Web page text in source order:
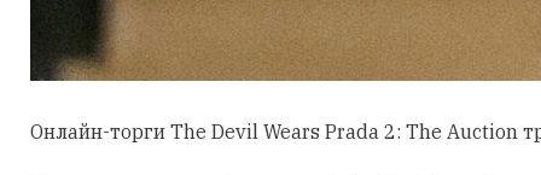
Онлайн-торги The Devil Wears Prada 2: The Auction